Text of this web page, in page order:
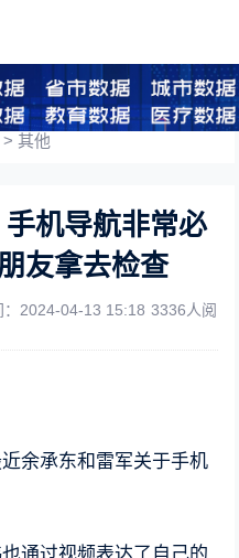
>其他
机导航非常必
友拿去检查
：2024-04-13 15:18 3336人阅
余承东和雷军关于手机